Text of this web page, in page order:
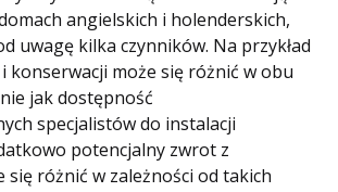
angielskich i holenderskich,
uwagę kilka czynników. Na przykład
konserwacji może się różnić w obu
jak dostępność
specjalistów do instalacji
potencjalny zwrot z
się różnić w zależności od takich